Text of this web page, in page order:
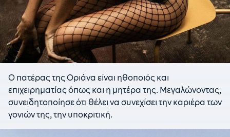
Ο πατέρας της Οριάνα είναι ηθοποιός και
επιχειρηματίας όπως και η μητέρα της. Μεγαλώνοντας,
συνειδητοποίησε ότι θέλει να συνεχίσει την καριέρα των
γονιών της, την υποκριτική.